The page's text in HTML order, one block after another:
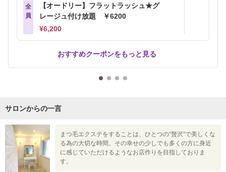
全
員
【オードリー】フラットラッシュ★グ
レージュ付け放題 ￥6200
¥6,200
おすすめクーポンをもっと見る
サロンからの一言
まつ毛エクステをすることは、ひとつの“贅沢”で美しくな
る為の大切な時間。その幸せの少しでも多くの方に身近
に感じていただけるようなお店作りを目指しておりま
す。